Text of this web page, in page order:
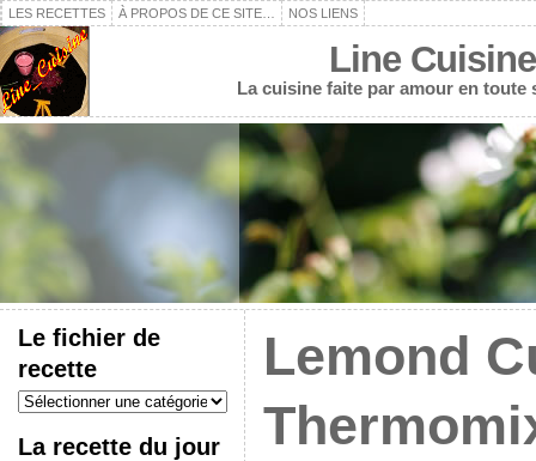
LES RECETTES À PROPOS DE CE SITE… NOS LIENS
Line Cuisine
La cuisine faite par amour en
Le fichier de
recette
Le
fichier
recette
La recette du jour
Lemond